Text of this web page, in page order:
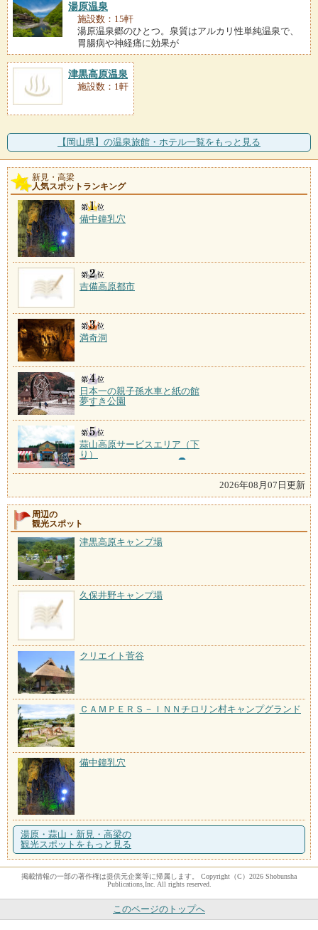
湯原温泉
施設数：15軒
湯原温泉郷のひとつ。泉質はアルカリ性単純温泉で、
胃腸病や神経痛に効果が
津黒高原温泉
施設数：1軒
【岡山県】の温泉旅館・ホテル一覧をもっと見る
新見・高梁
人気スポットランキング
備中鐘乳穴
吉備高原都市
満奇洞
日本一の親子孫水車と紙の館
夢すき公園
蒜山高原サービスエリア（下
り）
2026年08月07日更新
周辺の
観光スポット
津黒高原キャンプ場
久保井野キャンプ場
クリエイト菅谷
ＣＡＭＰＥＲＳ－ＩＮＮチロリン村キャンプグランド
備中鐘乳穴
湯原・蒜山・新見・高梁の
観光スポットをもっと見る
掲載情報の一部の著作権は提供元企業等に帰属します。 Copyright（C）2026 Shobunsha
Publications,Inc. All rights reserved.
このページのトップへ